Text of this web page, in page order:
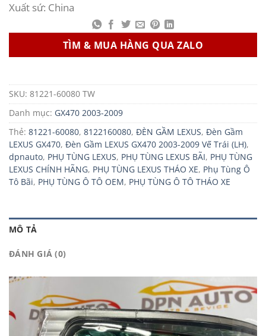
Xuất sứ: China
TÌM & MUA HÀNG QUA ZALO
SKU: 81221-60080 TW
Danh mục: GX470 2003-2009
Thẻ: 81221-60080, 8122160080, ĐÈN GẦM LEXUS, Đèn Gầm
LEXUS GX470, Đèn Gầm LEXUS GX470 2003-2009 Vế Trái (LH),
dpnauto, PHỤ TÙNG LEXUS, PHỤ TÙNG LEXUS BÃI, PHỤ TÙNG
LEXUS CHÍNH HÃNG, PHỤ TÙNG LEXUS THÁO XE, Phụ Tùng Ô
Tô Bãi, PHỤ TÙNG Ô TÔ OEM, PHỤ TÙNG Ô TÔ THÁO XE
MÔ TẢ
ĐÁNH GIÁ (0)